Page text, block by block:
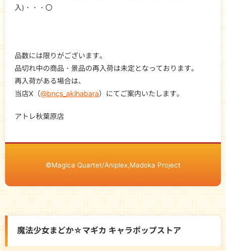
入)・・・〇
品数には限りがございます。
品切れ中の商品・景品の再入荷は未定となっております。
再入荷がある場合は、
当店X（@bncs_akihabara）にてご案内いたします。
アトレ秋葉原店
©Magica Quartet/Aniplex,Madoka Project
魔法少女まどか☆マギカ キャラポップストア